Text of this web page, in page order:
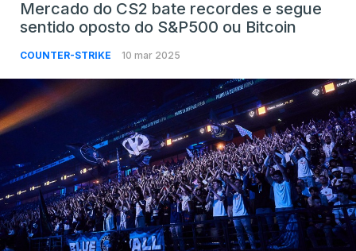
Mercado do CS2 bate recordes e segue
sentido oposto do S&P500 ou Bitcoin
COUNTER-STRIKE 10 mar 2025